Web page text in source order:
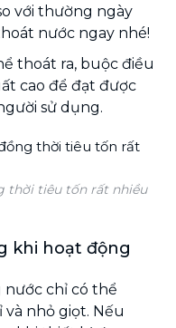
với thường ngày
nước ngay nhé!
thoát ra, buộc điều
cao để đạt được
sử dụng.
thời tiêu tốn rất nhiều
khi hoạt động
chỉ có thể
nhỏ giọt. Nếu